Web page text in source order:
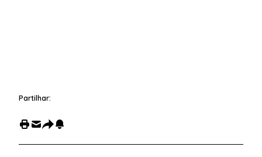
Partilhar: